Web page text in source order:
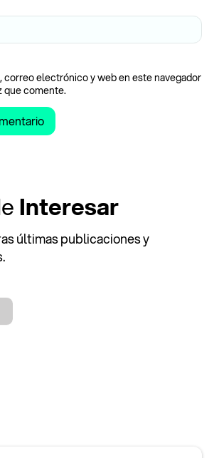
correo electrónico y web en este navegador
que comente.
Interesar
últimas publicaciones y